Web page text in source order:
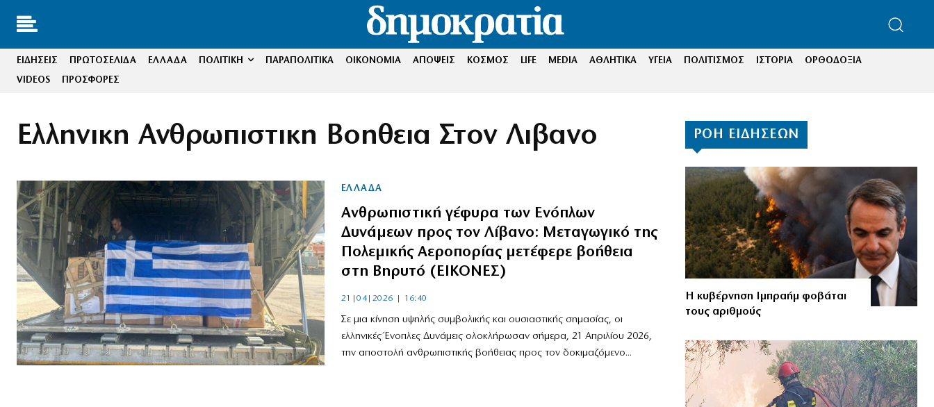
ΕΙΔΗΣΕΙΣ ΠΡΩΤΟΣΕΛΙΔΑ ΕΛΛΑΔΑ ΠΟΛΙΤΙΚΗ ΠΑΡΑΠΟΛΙΤΙΚΑ ΟΙΚΟΝΟΜΙΑ ΑΠΟΨΕΙΣ ΚΟΣΜΟΣ LIFE MEDIA ΑΘΛΗΤΙΚΑ ΥΓΕΙΑ ΠΟΛΙΤΙΣΜΟΣ ΙΣΤΟΡΙΑ
ΟΡΘΟΔΟΞΙΑ
VIDEOS
ΠΡΟΣΦΟΡΕΣ
Ελληνικη Ανθρωπιστικη Βοηθεια Στον Λιβανο
ΕΛΛΑΔΑ
Ανθρωπιστική γέφυρα των Ενόπλων
Δυνάμεων προς τον Λίβανο: Μεταγωγικό της
Πολεμικής Αεροπορίας μετέφερε βοήθεια
στη Βηρυτό (ΕΙΚΟΝΕΣ)
21|04|2026 | 16:40
Σε μια κίνηση υψηλής συμβολικής και ουσιαστικής σημασίας, οι
ελληνικές Ένοπλες Δυνάμεις ολοκλήρωσαν σήμερα, 21 Απριλίου 2026,
την αποστολή ανθρωπιστικής βοήθειας προς τον δοκιμαζόμενο...
ΡΟΗ ΕΙΔΗΣΕΩΝ
Η κυβέρνηση Ιμπραήμ φοβάται
τους αριθμούς